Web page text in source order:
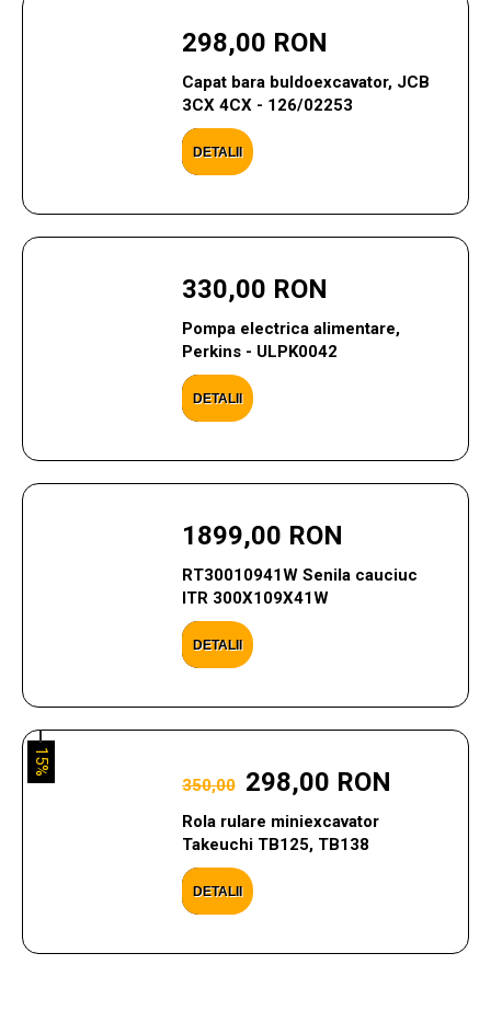
298,00 RON
Capat bara buldoexcavator, JCB
3CX 4CX - 126/02253
DETALII
330,00 RON
Pompa electrica alimentare,
Perkins - ULPK0042
DETALII
1899,00 RON
RT30010941W Senila cauciuc
ITR 300X109X41W
DETALII
350,00 298,00 RON
Rola rulare miniexcavator
Takeuchi TB125, TB138
DETALII
15%